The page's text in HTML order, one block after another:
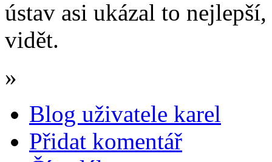
ústav asi ukázal to
vidět.
»
Blog uživatele karel
Přidat komentář